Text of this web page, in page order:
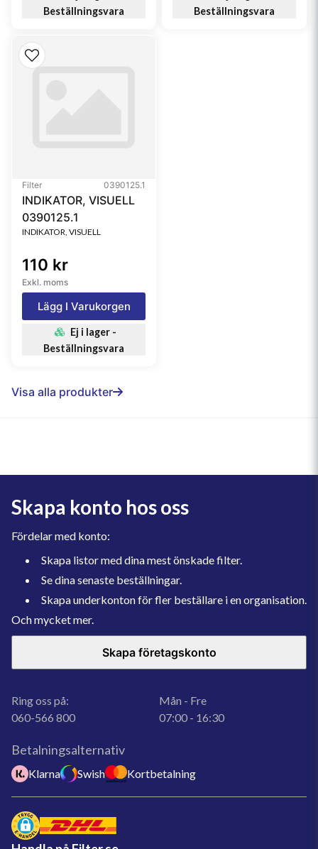
Beställningsvara
Beställningsvara
Filter 0390125.1
INDIKATOR, VISUELL
0390125.1
INDIKATOR, VISUELL
110 kr
Exkl. moms
Lägg I Varukorgen
Ej i lager -
Beställningsvara
Visa alla produkter
Skapa konto hos oss
Fördelar med konto:
Skapa listor med dina mest önskade filter.
Se dina senaste beställningar.
Skapa underkonton för fler beställare i en organisation.
Och mycket mer.
Skapa företagskonto
Ring oss på:
060-566 800
Mån - Fre
07:00 - 16:30
Betalningsalternativ
Klarna Swish Kortbetalning